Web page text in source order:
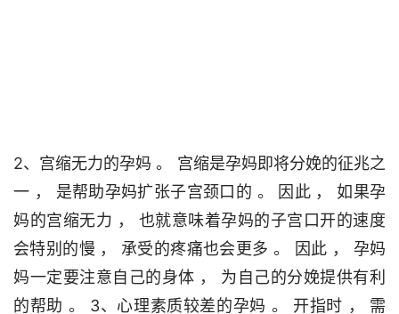
2、宫缩无力的孕妈 。 宫缩是孕妈即将分娩的征兆之
一 ， 是帮助孕妈扩张子宫颈口的 。 因此 ， 如果孕
妈的宫缩无力 ， 也就意味着孕妈的子宫口开的速度
会特别的慢 ， 承受的疼痛也会更多 。 因此 ， 孕妈
妈一定要注意自己的身体 ， 为自己的分娩提供有利
的帮助 。 3、心理素质较差的孕妈 。 开指时 ， 需